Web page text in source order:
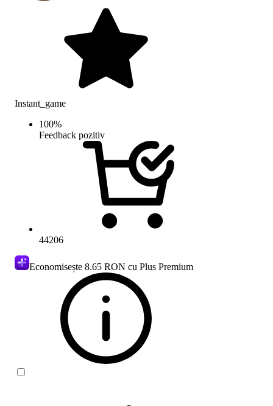
Instant_game
100%
Feedback pozitiv
44206
Economisește 8.65 RON cu Plus Premium